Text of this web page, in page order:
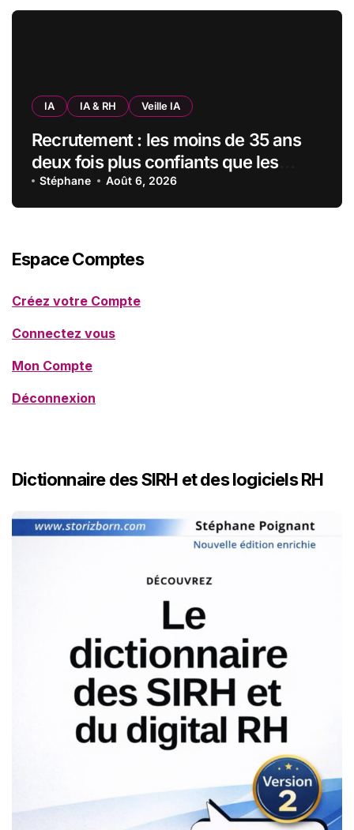
IA IA & RH Veille IA
Recrutement : les moins de 35 ans
deux fois plus confiants que les
seniors envers l’IA pour trouver un
emploi
Stéphane Août 6, 2026
Espace Comptes
Créez votre Compte
Connectez vous
Mon Compte
Déconnexion
Dictionnaire des SIRH et des logiciels RH